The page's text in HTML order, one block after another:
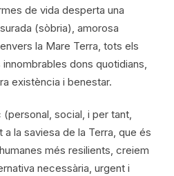
de vida desperta una
(sòbria), amorosa
la Mare Terra, tots els
dons quotidians,
existència i benestar.
social, i per tant,
la saviesa de la Terra, que és
més resilients, creiem
necessària, urgent i